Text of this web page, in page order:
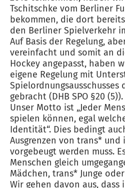
Tschitschke vom Berliner
bekommen, die dort
den Berliner Spielverkehr
Auf Basis der Regelung,
vereinfacht und somit an
Hockey angepasst, haben
eigene Regelung mit
Spielordnungsausschusses
gebracht (DHB SPO §20 (5)).
Unser Motto ist „Jeder
spielen können, egal
Identität“. Dies bedingt
Ausgrenzen von trans* und
vorgebeugt werden muss.
Menschen gleich
Mädchen, trans* Junge
Wir gehen davon aus, dass